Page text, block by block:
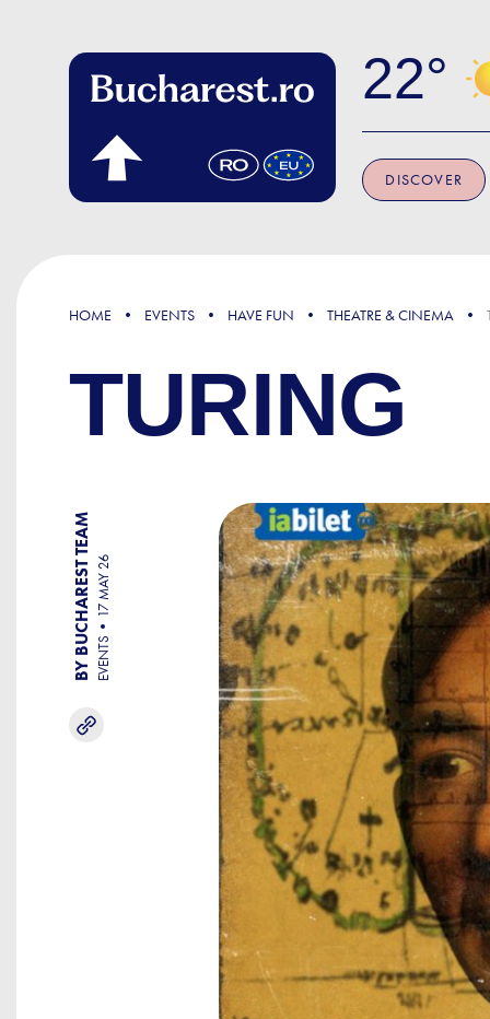
22
DISCOVER
HOME EVENTS HAVE FUN THEATRE & CINEMA
TURING
BY BUCHAREST TEAM EVENTS
17 MAY 26